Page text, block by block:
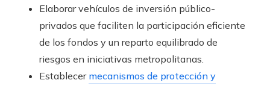
Elaborar vehículos de inversión público-
privados que faciliten la participación eficiente
de los fondos y un reparto equilibrado de
riesgos en iniciativas metropolitanas.
Establecer mecanismos de protección y